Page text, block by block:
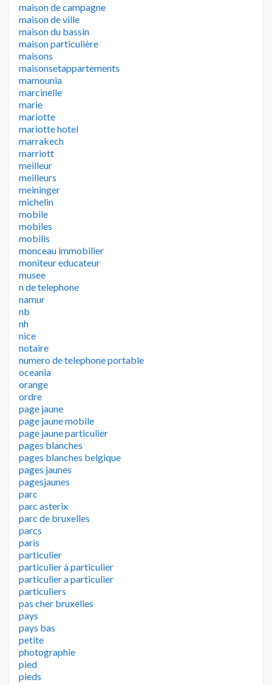
maison de campagne
maison de ville
maison du bassin
maison particulière
maisons
maisonsetappartements
mamounia
marcinelle
marie
mariotte
mariotte hotel
marrakech
marriott
meilleur
meilleurs
meininger
michelin
mobile
mobiles
mobilis
monceau immobilier
moniteur educateur
musee
n de telephone
namur
nb
nh
nice
notaire
numero de telephone portable
oceania
orange
ordre
page jaune
page jaune mobile
page jaune particulier
pages blanches
pages blanches belgique
pages jaunes
pagesjaunes
parc
parc asterix
parc de bruxelles
parcs
paris
particulier
particulier à particulier
particulier a particulier
particuliers
pas cher bruxelles
pays
pays bas
petite
photographie
pied
pieds